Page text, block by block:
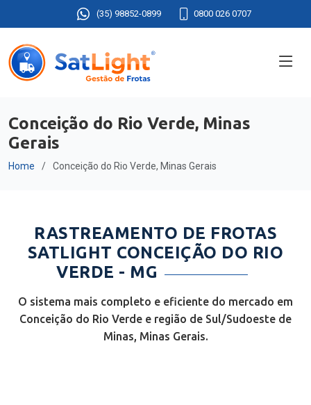
(35) 98852-0899 0800 026 0707
Conceição do Rio Verde, Minas
Gerais
Home Conceição do Rio Verde, Minas Gerais
RASTREAMENTO DE FROTAS
SATLIGHT CONCEIÇÃO DO RIO
VERDE - MG
O sistema mais completo e eficiente do mercado em
Conceição do Rio Verde e região de Sul/Sudoeste de
Minas, Minas Gerais.